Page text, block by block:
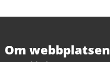
Om webbplatsen